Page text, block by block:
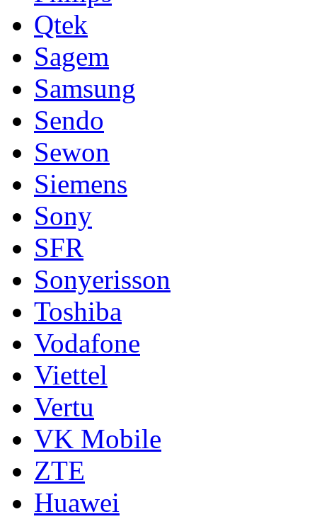
Qtek
Sagem
Samsung
Sendo
Sewon
Siemens
Sony
SFR
Sonyerisson
Toshiba
Vodafone
Viettel
Vertu
VK Mobile
ZTE
Huawei